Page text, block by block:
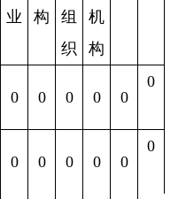
业
构
组
织
机
构
0 0 0 0 0
0
0 0 0 0 0
0